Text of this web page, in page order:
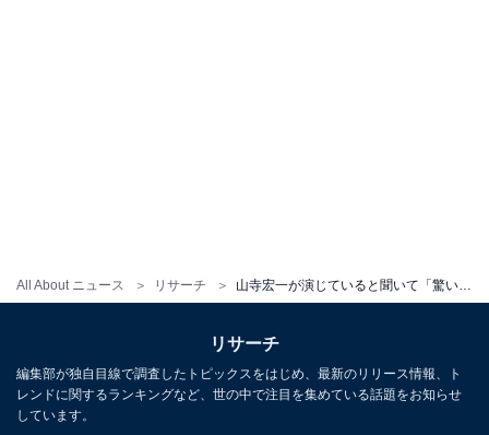
All About ニュース リサーチ
リサーチ
編集部が独自目線で調査したトピックスをはじめ、最新のリリース情報、ト
レンドに関するランキングなど、世の中で注目を集めている話題をお知らせ
しています。